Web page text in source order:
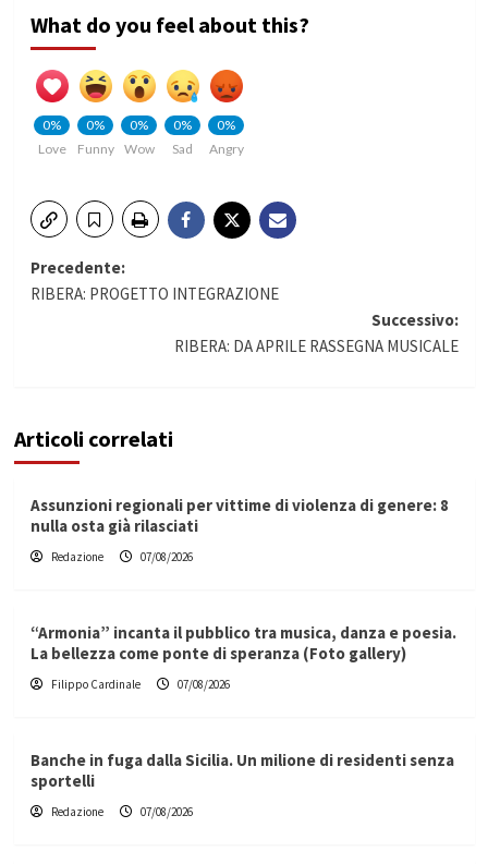
What do you feel about this?
0%
Love
0%
Funny
0%
Wow
0%
Sad
0%
Angry
Navigazione
Precedente:
RIBERA: PROGETTO INTEGRAZIONE
Successivo:
RIBERA: DA APRILE RASSEGNA MUSICALE
Articoli correlati
Assunzioni regionali per vittime di violenza di genere: 8
nulla osta già rilasciati
Redazione 07/08/2026
“Armonia” incanta il pubblico tra musica, danza e poesia.
La bellezza come ponte di speranza (Foto gallery)
Filippo Cardinale 07/08/2026
Banche in fuga dalla Sicilia. Un milione di residenti senza
sportelli
Redazione 07/08/2026